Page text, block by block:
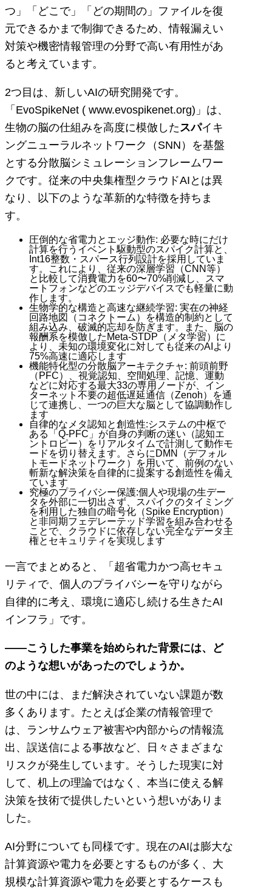
つ」「どこで」「どの期間の」ファイルを復
元できるかまで制御できるため、情報漏えい
対策や機密情報管理の分野で高い有用性があ
ると考えています。
2つ目は、新しいAIの研究開発です。
「EvoSpikeNet ( www.evospikenet.org)」は、
生物の脳の仕組みを高度に模倣したスパイキ
ングニューラルネットワーク（SNN）を基盤
とする分散脳シミュレーションフレームワー
クです。従来の中央集権型クラウドAIとは異
なり、以下のような革新的な特徴を持ちま
す。
圧倒的な省電力とエッジ動作: 必要な時にだけ
計算を行うイベント駆動型のスパイク計算と、
Int16整数・スパース行列設計を採用していま
す。これにより、従来の深層学習（CNN等）
と比較して消費電力を60〜70%削減し、スマ
ートフォンなどのエッジデバイスでも軽量に動
作します。
生物学的な構造と高速な継続学習: 実在の神経
回路地図（コネクトーム）を構造的制約として
組み込み、破滅的忘却を防ぎます。また、脳の
報酬系を模倣したMeta-STDP（メタ学習）に
より、未知の環境変化に対しても従来のAIより
75%高速に適応します
機能特化型の分散脳アーキテクチャ: 前頭前野
（PFC）、視覚認知、空間処理、記憶、運動
などに対応する最大33の専用ノードが、イン
ターネット不要の超低遅延通信（Zenoh）を通
じて連携し、一つの巨大な脳として協調動作し
ます
自律的なメタ認知と創造性:システムの中枢で
ある「Q-PFC」が自身の判断の迷い（認知エ
ントロピー）をリアルタイムで計測して動作モ
ードを切り替えます。さらにDMN（デフォル
トモードネットワーク）を用いて、前例のない
斬新な解決策を自律的に提案する創造性を備え
ています
究極のプライバシー保護:個人や現場の生デー
タを外部に一切出さず、スパイクのタイミング
を利用した独自の暗号化（Spike Encryption）
と非同期フェデレーテッド学習を組み合わせる
ことで、クラウドに依存しない完全なデータ主
権とセキュリティを実現します
一言でまとめると、「超省電力かつ高セキュ
リティで、個人のプライバシーを守りながら
自律的に考え、環境に適応し続ける生きたAI
インフラ」です。
――こうした事業を始められた背景には、ど
のような想いがあったのでしょうか。
世の中には、まだ解決されていない課題が数
多くあります。たとえば企業の情報管理で
は、ランサムウェア被害や内部からの情報流
出、誤送信による事故など、日々さまざまな
リスクが発生しています。そうした現実に対
して、机上の理論ではなく、本当に使える解
決策を技術で提供したいという想いがありま
した。
AI分野についても同様です。現在のAIは膨大な
計算資源や電力を必要とするものが多く、大
規模な計算資源や電力を必要とするケースも